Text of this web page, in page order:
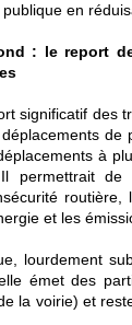
en
: le report
significatif des
de
à
permettrait de
routière,
et les
lourdement
émet des
la voirie) et